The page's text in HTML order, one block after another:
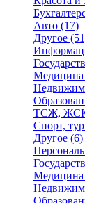
Авто (17)
Другое
Медицина
ТСЖ,
Спорт,
Другое (6)
Медицина